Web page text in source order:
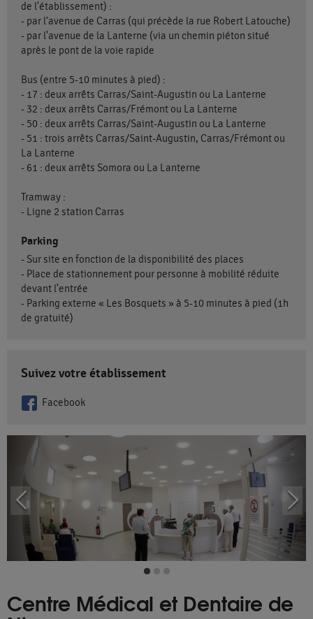
de l'établissement) :
- par l’avenue de Carras (qui précède la rue Robert Latouche)
- par l'avenue de la Lanterne (via un chemin piéton situé
après le pont de la voie rapide
Bus (entre 5-10 minutes à pied) :
- 17 : deux arrêts Carras/Saint-Augustin ou La Lanterne
- 32 : deux arrêts Carras/Frémont ou La Lanterne
- 50 : deux arrêts Carras/Saint-Augustin ou La Lanterne
- 51 : trois arrêts Carras/Saint-Augustin, Carras/Frémont ou
La Lanterne
- 61 : deux arrêts Somora ou La Lanterne
Tramway :
- Ligne 2 station Carras
Parking
- Sur site en fonction de la disponibilité des places
- Place de stationnement pour personne à mobilité réduite
devant l'entrée
- Parking externe « Les Bosquets » à 5-10 minutes à pied (1h
de gratuité)
Suivez votre établissement
Facebook
Centre Médical et Dentaire de